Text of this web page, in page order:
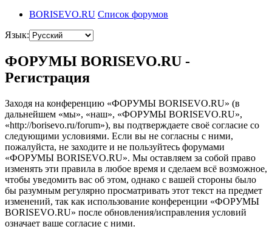
BORISEVO.RU Список форумов
Язык:
ФОРУМЫ BORISEVO.RU -
Регистрация
Заходя на конференцию «ФОРУМЫ BORISEVO.RU» (в
дальнейшем «мы», «наш», «ФОРУМЫ BORISEVO.RU»,
«http://borisevo.ru/forum»), вы подтверждаете своё согласие со
следующими условиями. Если вы не согласны с ними,
пожалуйста, не заходите и не пользуйтесь форумами
«ФОРУМЫ BORISEVO.RU». Мы оставляем за собой право
изменять эти правила в любое время и сделаем всё возможное,
чтобы уведомить вас об этом, однако с вашей стороны было
бы разумным регулярно просматривать этот текст на предмет
изменений, так как использование конференции «ФОРУМЫ
BORISEVO.RU» после обновления/исправления условий
означает ваше согласие с ними.